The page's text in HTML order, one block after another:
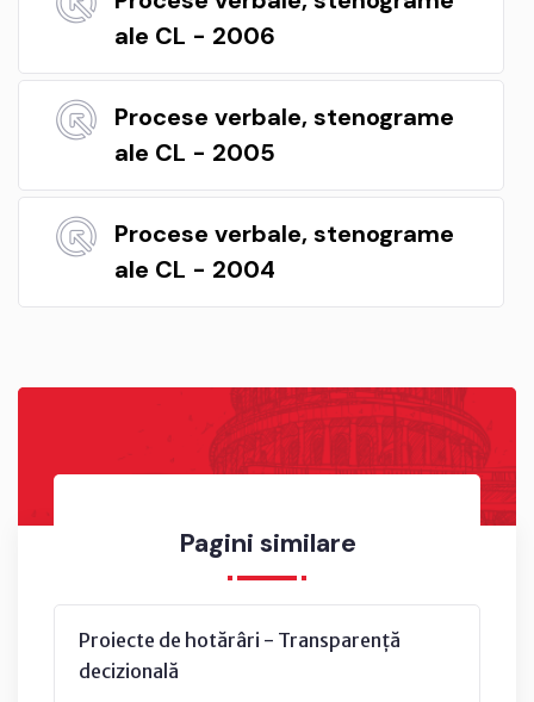
Pagini similare
Proiecte de hotărâri - Transparență
decizională
ale CL - 2006
Procese verbale, stenograme
ale CL - 2005
Procese verbale, stenograme
ale CL - 2004